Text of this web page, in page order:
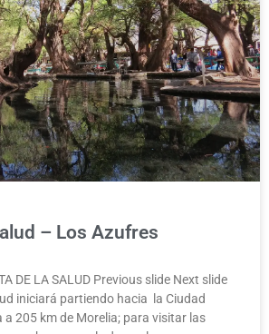
– Los Azufres
DE LA SALUD Previous slide Next slide
iniciará partiendo hacia la Ciudad
a 205 km de Morelia; para visitar las